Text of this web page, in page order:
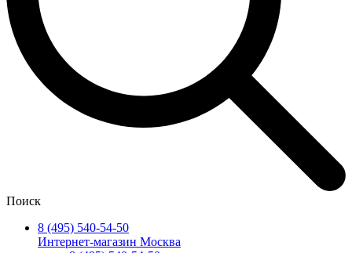
Поиск
8 (495) 540-54-50
Интернет-магазин Москва